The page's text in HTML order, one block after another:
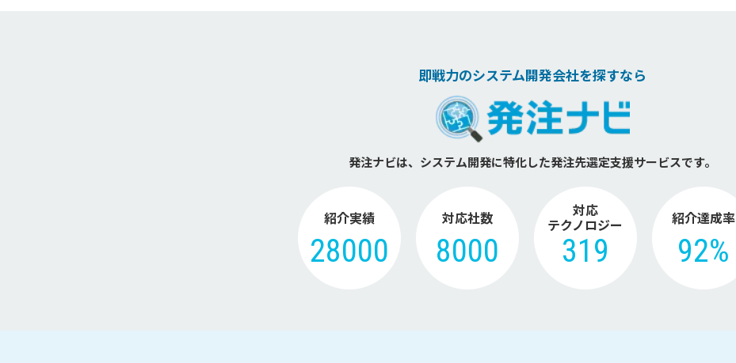
即戦力のシステム開発会社を探すなら
発注ナビは、システム開発に特化した発注先選定支援サービスです。
紹介実績
28000
対応社数
8000
対応
テクノロジー
319
紹介達成率
92%